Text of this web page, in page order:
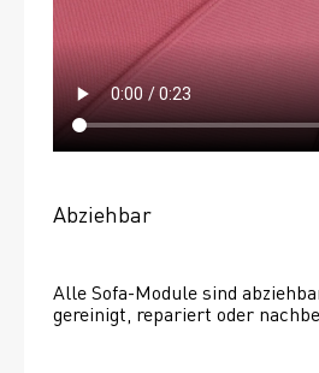
Abziehbar
Alle Sofa-Module sind
gereinigt, repariert oder